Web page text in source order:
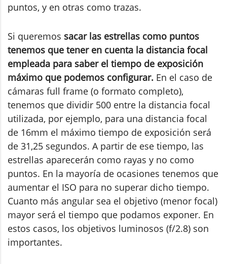
puntos, y en otras como trazas.
Si queremos sacar las estrellas como puntos
tenemos que tener en cuenta la distancia focal
empleada para saber el tiempo de exposición
máximo que podemos configurar. En el caso de
cámaras full frame (o formato completo),
tenemos que dividir 500 entre la distancia focal
utilizada, por ejemplo, para una distancia focal
de 16mm el máximo tiempo de exposición será
de 31,25 segundos. A partir de ese tiempo, las
estrellas aparecerán como rayas y no como
puntos. En la mayoría de ocasiones tenemos que
aumentar el ISO para no superar dicho tiempo.
Cuanto más angular sea el objetivo (menor focal)
mayor será el tiempo que podamos exponer. En
estos casos, los objetivos luminosos (f/2.8) son
importantes.